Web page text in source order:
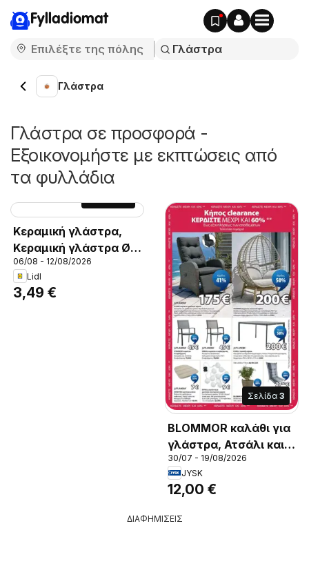
Fylladiomat
Γλάστρα
Γλάστρα σε προσφορά -
Εξοικονομήστε με εκπτώσεις από
τα φυλλάδια
Κεραμική γλάστρα,
Κεραμική γλάστρα Ø
13,2cm
06/08 - 12/08/2026
Lidl
3,49 €
Σελίδα 3
BLOMMOR καλάθι για
γλάστρα, Ατσάλι και
συνθετικό ρατάν.
30/07 - 19/08/2026
JYSK
12,00 €
ΔΙΑΦΗΜΙΣΕΙΣ